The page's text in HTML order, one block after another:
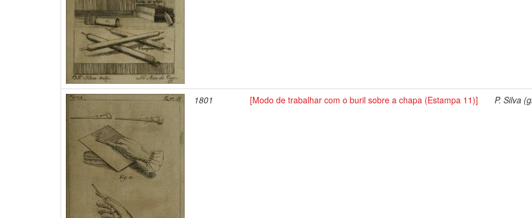
1801 [Modo de trabalhar com o buril sobre a chapa (Estampa 11)] P. Silva